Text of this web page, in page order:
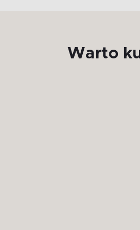
Warto